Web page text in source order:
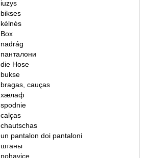
iuzys
bikses
kélnės
Box
nadrág
панталони
die Hose
bukse
bragas, cauças
хӕлаф
spodnie
calças
chautschas
un pantalondoi pantaloni
штаны
nohavice